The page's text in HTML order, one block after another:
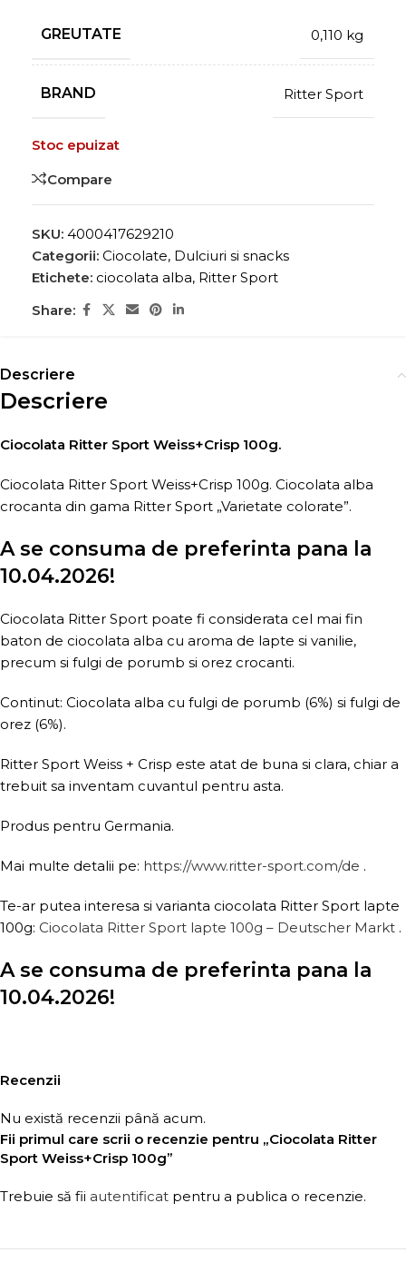
GREUTATE 0,110 kg
BRAND Ritter Sport
Stoc epuizat
Compare
SKU: 4000417629210
Categorii: Ciocolate, Dulciuri si snacks
Etichete: ciocolata alba, Ritter Sport
Share:
Descriere
Descriere
Ciocolata Ritter Sport Weiss+Crisp 100g.
Ciocolata Ritter Sport Weiss+Crisp 100g. Ciocolata alba
crocanta din gama Ritter Sport „Varietate colorate”.
A se consuma de preferinta pana la
10.04.2026!
Ciocolata Ritter Sport poate fi considerata cel mai fin
baton de ciocolata alba cu aroma de lapte si vanilie,
precum si fulgi de porumb si orez crocanti.
Continut: Ciocolata alba cu fulgi de porumb (6%) si fulgi de
orez (6%).
Ritter Sport Weiss + Crisp este atat de buna si clara, chiar a
trebuit sa inventam cuvantul pentru asta.
Produs pentru Germania.
Mai multe detalii pe: https://www.ritter-sport.com/de .
Te-ar putea interesa si varianta ciocolata Ritter Sport lapte
100g: Ciocolata Ritter Sport lapte 100g – Deutscher Markt .
A se consuma de preferinta pana la
10.04.2026!
Recenzii
Nu există recenzii până acum.
Fii primul care scrii o recenzie pentru „Ciocolata Ritter
Sport Weiss+Crisp 100g”
Trebuie să fii autentificat pentru a publica o recenzie.